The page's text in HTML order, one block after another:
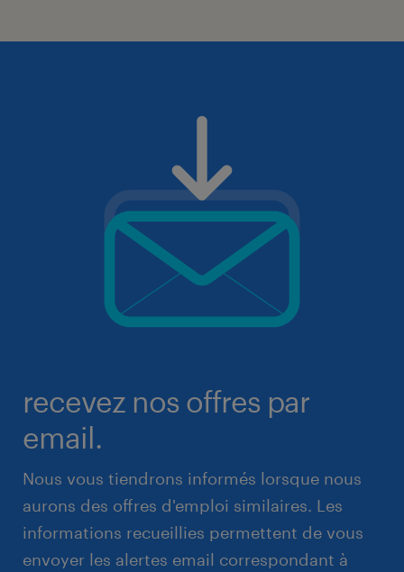
recevez nos offres par
email.
Nous vous tiendrons informés lorsque nous
aurons des offres d'emploi similaires. Les
informations recueillies permettent de vous
envoyer les alertes email correspondant à